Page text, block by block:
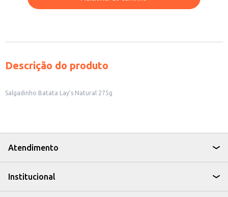
Descrição do produto
Salgadinho Batata Lay's Natural 275g
Atendimento
Institucional